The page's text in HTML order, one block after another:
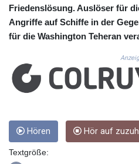
Friedenslösung. Auslöser für
Angriffe auf Schiffe in der
für die Washington Teheran
Hören Hör auf
Textgröße: